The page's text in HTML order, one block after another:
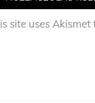
site uses Akismet